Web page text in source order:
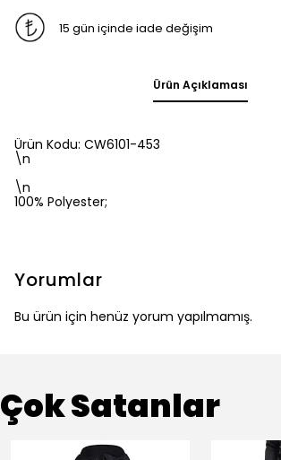
15 gün içinde iade değişim
Ürün Açıklaması
Ürün Kodu: CW6101-453
\n
\n
100% Polyester;
Yorumlar
Bu ürün için henüz yorum yapılmamış.
Çok Satanlar